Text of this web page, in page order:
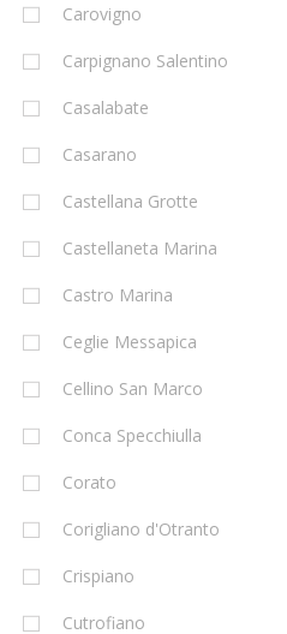
Carovigno
Carpignano Salentino
Casalabate
Casarano
Castellana Grotte
Castellaneta Marina
Castro Marina
Ceglie Messapica
Cellino San Marco
Conca Specchiulla
Corato
Corigliano d'Otranto
Crispiano
Cutrofiano